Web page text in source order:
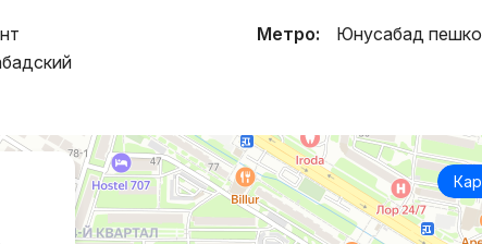
Метро: Юнусабад